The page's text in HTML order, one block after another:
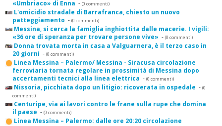
«Umbriaco» di Enna - (0 commenti)
L'omicidio stradale di Barrafranca, chiesto un nuovo
patteggiamento - (0 commenti)
Messina, si cerca la famiglia inghiottita dalle macerie. I vigili:
«36 ore di speranza per trovare persone vive» - (0 commenti)
Donna trovata morta in casa a Valguarnera, è il terzo caso in
20 giorni - (0 commenti)
Linea Messina – Palermo/ Messina - Siracusa circolazione
ferroviaria tornata regolare in prossimità di Messina dopo
accertamenti tecnici alla linea elettrica - (0 commenti)
Nissoria, picchiata dopo un litigio: ricoverata in ospedale - (0
commenti)
Centuripe, via ai lavori contro le frane sulla rupe che domina
il paese - (0 commenti)
Linea Messina – Palermo: dalle ore 20:20 circolazione